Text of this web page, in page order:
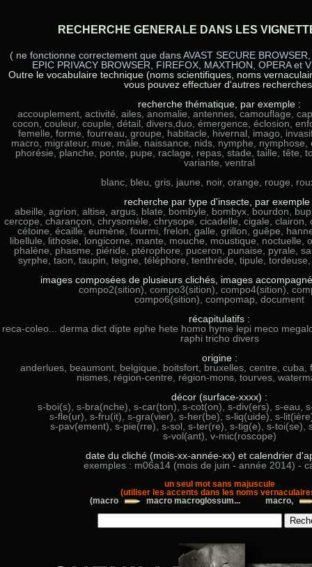
RECHERCHE GENERALE DANS LES
( ne fonctionne correctement que dans AVAST SECURE
EPIC PRIVACY BROWSER, FIREFOX, MAXTHON, OPERA et
Outre le vocabulaire technique (noms scientifiques, noms
vous pouvez effectuer d'autres
recherche thématique, par exemple :
accouplement, activité, ailes, anomalie, antennes, camouflage,
cocon, couleur, couple, détail, divers,duo, émergence, éclosion,
femelle, forme, fourreau, groupe, habitacle, hivernal, imago,
macro, migrateur, mue, mâle, naissance, nids, nymphe,
phorésie, planche, ponte, pupe, raclage, repas, stade, taille, tête,
variante, ventral
blanc, bleu, gris, jaune, noir, orange, rouge,
recherche par type d'insecte, par exemple
abeille, agrion, altise, argus, blate, bombyle, bombyx, bourdon,
cercope, charançon, chrysomèle, chrysope, cicadelle, cigale, clairon,
cétoine, écaille, eumène, fourmi, frelon, galle, grillon, guêpe,
libellule, lithosie, longicorne, mante, mouche, moustique, noctuelle,
phalène, phasme, piéride, ptérophore, puceron, punaise, pyrale,
syrphe, taon, taupin, teigne, téléphore, tenthrède, tipule,
images composées de plusieurs clichés, images
compo2(sition), compo3(sition), compo4(sition),
compo6(sition), compomap, document
récapitulatifs :
reca-coleo... derma dict dipte ephe hete homo hyme lepi meco
raphi tricho divers
origine :
anderlues, beaumont, belgique, boitsfort, bruxelles, centre, cuba,
nismes, région-centre, région-mons, tourves,
décor (surface-xxxx) :
s-boi(s), s-bra(nche), s-car(ton), s-cot(on), s-div(ers), s-eau,
s-fle(ur), s-fru(it), s-gra(vier), s-her(be), s-liq(uide), s-
s-pav(ement), s-pie(rre), s-sol, s-ter(re), s-tig(e), s-toi(se),
s-vol(ant), v-mic(roscope)
date du cliché (mois-xx-année-xx) et calendrier
exemples : m06a14 (mois de juin - année 2014) -
un seul mot sans majuscule
(utiliser les accents dans les noms
(macro
macro macroglossum... macro,